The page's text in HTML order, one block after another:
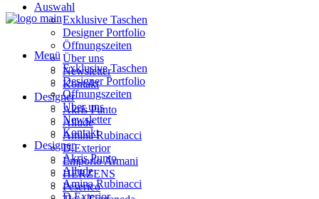
Auswahl
Exklusive Taschen
Designer Portfolio
Öffnungszeiten
Über uns
Newsletter
Kontakt
Designer
Akris Punto
Allude
Amina Rubinacci
D.Exterior
Emporio Armani
HERZENS
Peserico
Menü
Exklusive Taschen
Designer Portfolio
Öffnungszeiten
Über uns
Newsletter
Kontakt
Designer
Akris Punto
Allude
Amina Rubinacci
D.Exterior